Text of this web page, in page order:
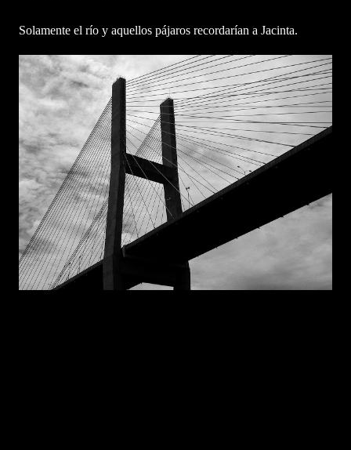
Solamente el río y aquellos pájaros recordarían a Jacinta.